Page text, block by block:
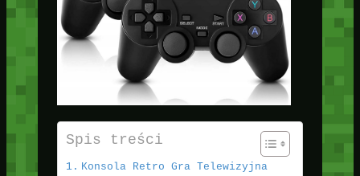
Spis treści
Konsola Retro Gra Telewizyjna